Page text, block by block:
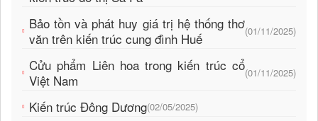
Bảo tồn và phát huy giá trị hệ thống thơ
văn trên kiến trúc cung đình Huế
(01/11/2025)
Cửu phẩm Liên hoa trong kiến trúc cổ
Việt Nam
(01/11/2025)
Kiến trúc Đông Dương(02/05/2025)